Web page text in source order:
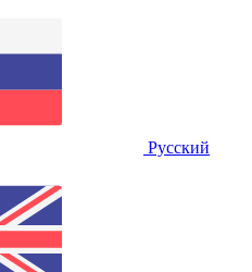
Русский